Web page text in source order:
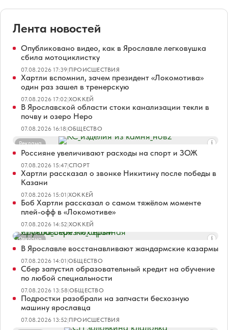
Лента новостей
Опубликовано видео, как в Ярославле легковушка
сбила мотоциклистку
07.08.2026 17:39|ПРОИСШЕСТВИЯ
Хартли вспомнил, зачем президент «Локомотива»
один раз зашел в тренерскую
07.08.2026 17:02|ХОККЕЙ
В Ярославской области стоки канализации текли в
почву и озеро Неро
07.08.2026 16:18|ОБЩЕСТВО
Реклама
Россияне увеличивают расходы на спорт и ЗОЖ
07.08.2026 15:47|СПОРТ
Хартли рассказал о звонке Никитину после победы в
Казани
07.08.2026 15:01|ХОККЕЙ
Боб Хартли рассказал о самом тяжёлом моменте
плей-офф в «Локомотиве»
07.08.2026 14:52|ХОККЕЙ
Реклама
В Ярославле восстанавливают жандармские казармы
07.08.2026 14:01|ОБЩЕСТВО
Сбер запустил образовательный кредит на обучение
по любой специальности
07.08.2026 13:58|ОБЩЕСТВО
Подростки разобрали на запчасти бесхозную
машину ярославца
07.08.2026 13:52|ПРОИСШЕСТВИЯ